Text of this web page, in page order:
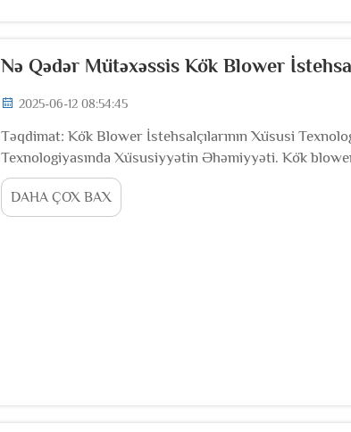
Nə Qədər Mütəxəssis Kök Blower
2025-06-12 08:54:45
Təqdimat: Kök Blower İstehsalçılarının Xüsusi
Texnologiyasında Xüsusiyyətin Əhəmiyyəti. Kök
texnologiyasında inkişafı təmin etmək üçün çox
DAHA ÇOX BAX